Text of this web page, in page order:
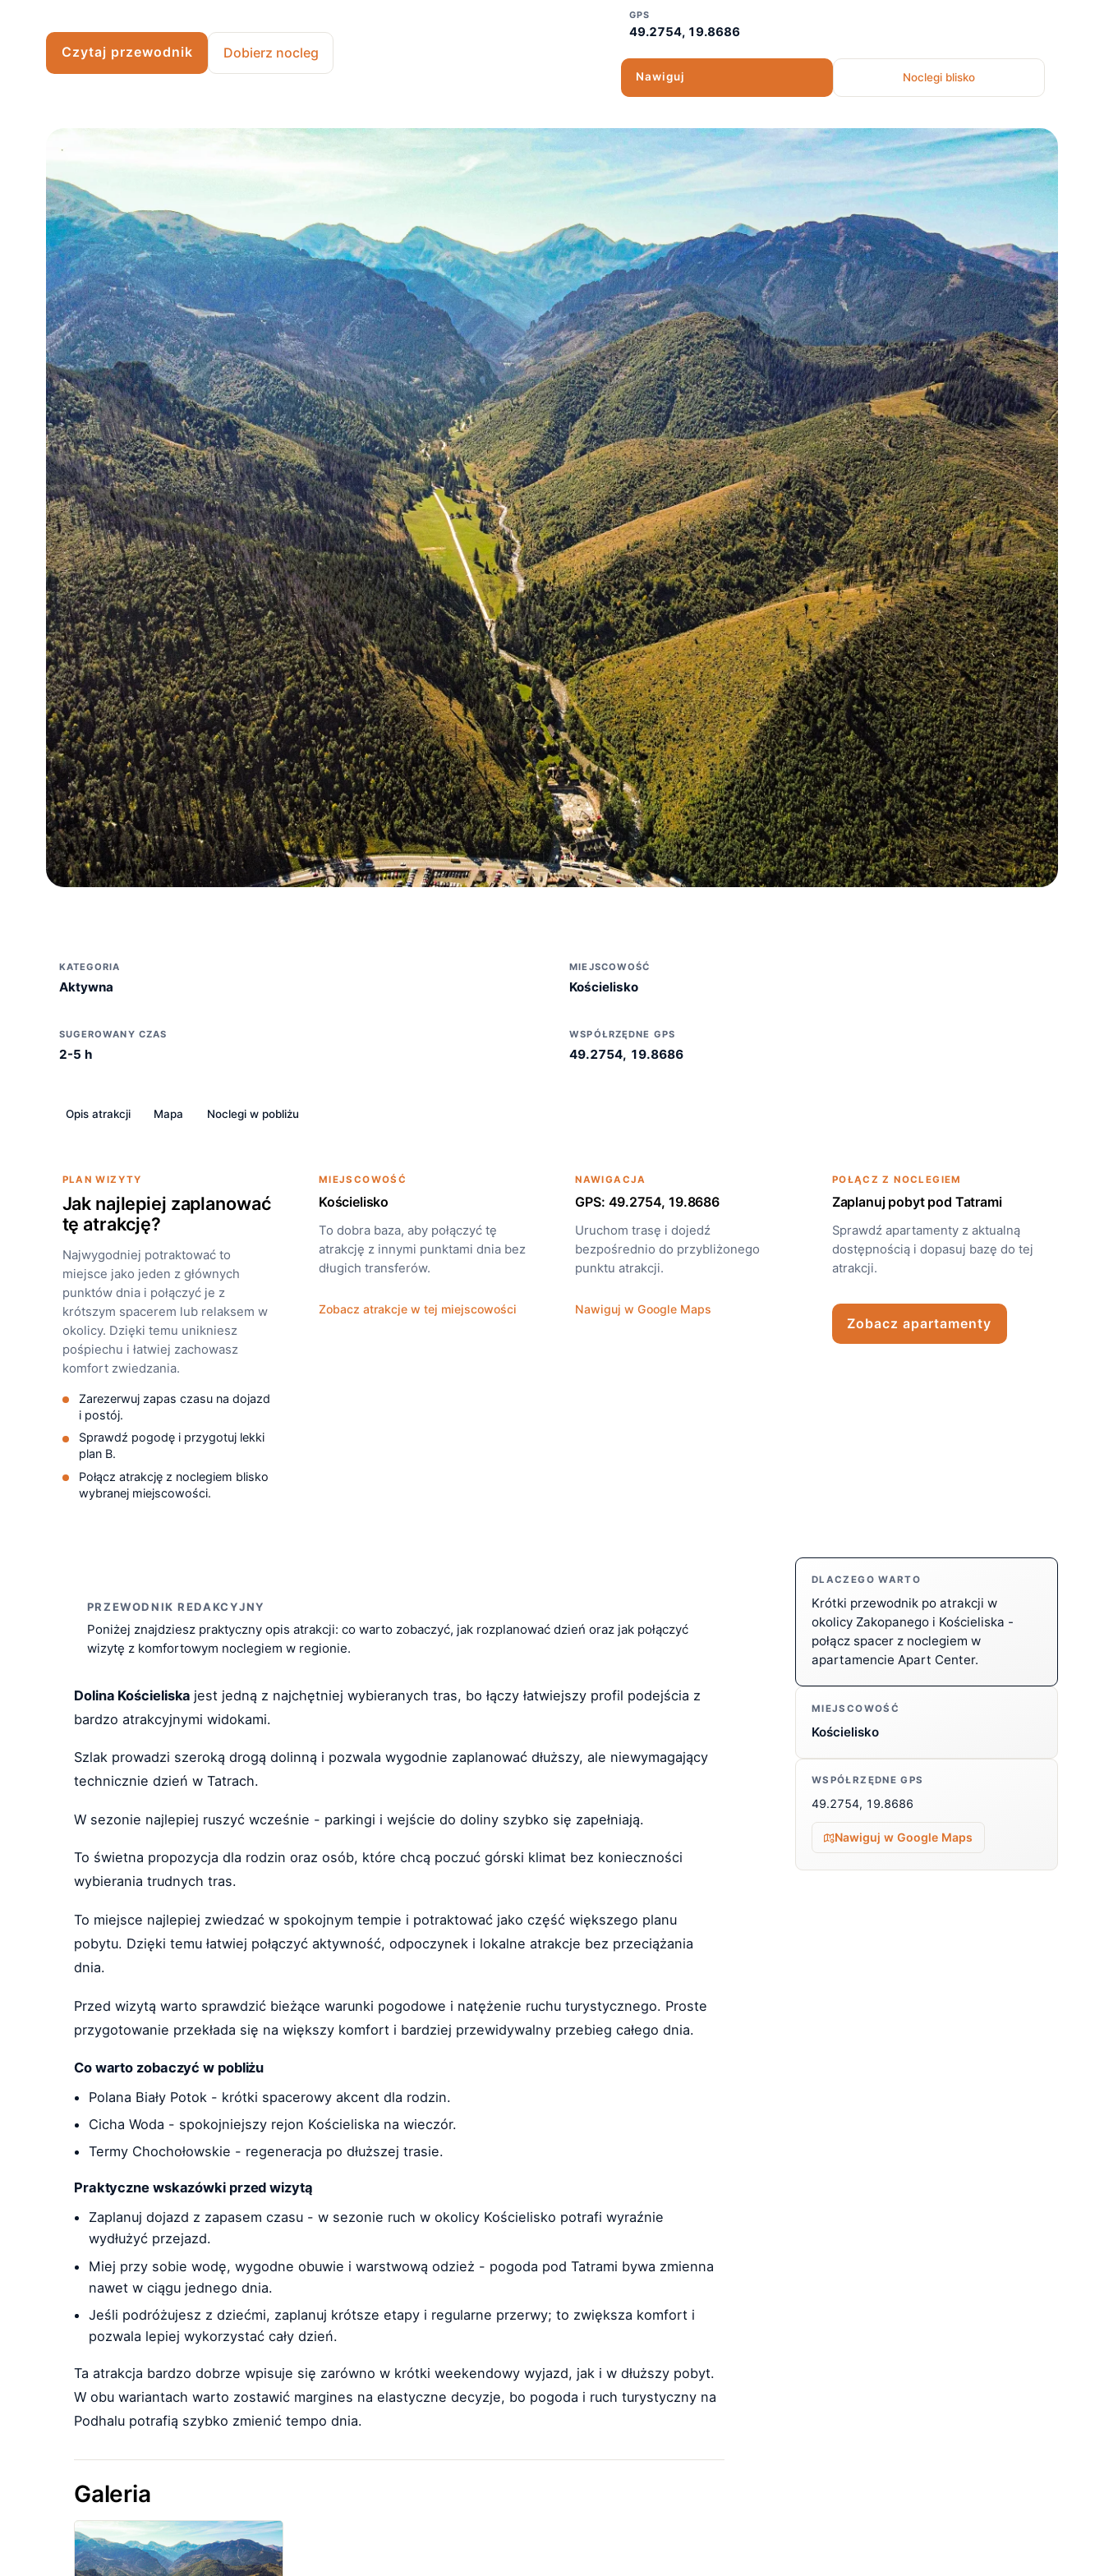
Czytaj przewodnik Dobierz nocleg
GPS
49.2754, 19.8686
Nawiguj Noclegi blisko
KATEGORIA
Aktywna
MIEJSCOWOŚĆ
Kościelisko
SUGEROWANY CZAS
2-5 h
WSPÓŁRZĘDNE GPS
49.2754, 19.8686
Opis atrakcji Mapa Noclegi w pobliżu
PLAN WIZYTY
Jak najlepiej zaplanować
tę atrakcję?
Najwygodniej potraktować to
miejsce jako jeden z głównych
punktów dnia i połączyć je z
krótszym spacerem lub relaksem w
okolicy. Dzięki temu unikniesz
pośpiechu i łatwiej zachowasz
komfort zwiedzania.
Zarezerwuj zapas czasu na dojazd
i postój.
Sprawdź pogodę i przygotuj lekki
plan B.
Połącz atrakcję z noclegiem blisko
wybranej miejscowości.
MIEJSCOWOŚĆ
Kościelisko
To dobra baza, aby połączyć tę
atrakcję z innymi punktami dnia bez
długich transferów.
Zobacz atrakcje w tej miejscowości
NAWIGACJA
GPS: 49.2754, 19.8686
Uruchom trasę i dojedź
bezpośrednio do przybliżonego
punktu atrakcji.
Nawiguj w Google Maps
POŁĄCZ Z NOCLEGIEM
Zaplanuj pobyt pod Tatrami
Sprawdź apartamenty z aktualną
dostępnością i dopasuj bazę do tej
atrakcji.
Zobacz apartamenty
PRZEWODNIK REDAKCYJNY
Poniżej znajdziesz praktyczny opis atrakcji: co warto zobaczyć, jak rozplanować dzień oraz jak połączyć
wizytę z komfortowym noclegiem w regionie.
Dolina Kościeliskajest jedną z najchętniej wybieranych tras, bo łączy łatwiejszy profil podejścia z
bardzo atrakcyjnymi widokami.
Szlak prowadzi szeroką drogą dolinną i pozwala wygodnie zaplanować dłuższy, ale niewymagający
technicznie dzień w Tatrach.
W sezonie najlepiej ruszyć wcześnie - parkingi i wejście do doliny szybko się zapełniają.
To świetna propozycja dla rodzin oraz osób, które chcą poczuć górski klimat bez konieczności
wybierania trudnych tras.
To miejsce najlepiej zwiedzać w spokojnym tempie i potraktować jako część większego planu
pobytu. Dzięki temu łatwiej połączyć aktywność, odpoczynek i lokalne atrakcje bez przeciążania
dnia.
Przed wizytą warto sprawdzić bieżące warunki pogodowe i natężenie ruchu turystycznego. Proste
przygotowanie przekłada się na większy komfort i bardziej przewidywalny przebieg całego dnia.
Co warto zobaczyć w pobliżu
Polana Biały Potok - krótki spacerowy akcent dla rodzin.
Cicha Woda - spokojniejszy rejon Kościeliska na wieczór.
Termy Chochołowskie - regeneracja po dłuższej trasie.
Praktyczne wskazówki przed wizytą
Zaplanuj dojazd z zapasem czasu - w sezonie ruch w okolicy Kościelisko potrafi wyraźnie
wydłużyć przejazd.
Miej przy sobie wodę, wygodne obuwie i warstwową odzież - pogoda pod Tatrami bywa zmienna
nawet w ciągu jednego dnia.
Jeśli podróżujesz z dziećmi, zaplanuj krótsze etapy i regularne przerwy; to zwiększa komfort i
pozwala lepiej wykorzystać cały dzień.
Ta atrakcja bardzo dobrze wpisuje się zarówno w krótki weekendowy wyjazd, jak i w dłuższy pobyt.
W obu wariantach warto zostawić margines na elastyczne decyzje, bo pogoda i ruch turystyczny na
Podhalu potrafią szybko zmienić tempo dnia.
Galeria
DLACZEGO WARTO
Krótki przewodnik po atrakcji w
okolicy Zakopanego i Kościeliska -
połącz spacer z noclegiem w
apartamencie Apart Center.
MIEJSCOWOŚĆ
Kościelisko
WSPÓŁRZĘDNE GPS
49.2754, 19.8686
Nawiguj w Google Maps